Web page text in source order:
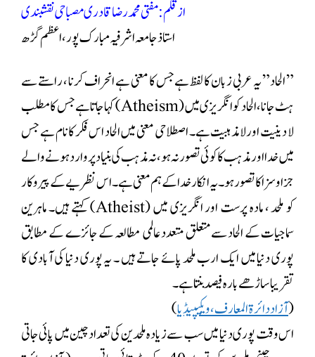
از قلم:مفتی محمد رضا قادری مصباحی نقشبندی
استاذ جامعہ اشرفیہ مبارک پور، اعظم گڑھ
” الحاد” یہ عربی زبان کا لفظ ہے جس کا معنی ہے انحراف کرنا ، راستے سے
ہٹ جانا ،الحاد کو انگریزی میں (Atheism) کہا جاتا ہے جس کا مطلب
لا دینیت اورلامذہبیت ہے۔ اصطلاحی معنی میں الحاد اس فکر کا نام ہے جس
میں خدا اور مذہب کا کوئی تصور نہ ہو، نہ مذہب کی بنیاد پروارد ہونے والے
جزا وسزا کا تصور ہو۔ یہ انکار خدا کے ہم معنی ہے۔ اس نظریے کے پیروکار
کو ملحد ، مادہ پرست اور انگریزی میں (Atheist) کہتے ہیں۔ ماہرین
سماجیات کے الحاد سے متعلق متعدد عالمی مطالعہ کے جائزے کے مطابق
پوری دنیا میں ایک ارب ملحد پائے جاتے ہیں ۔ یہ پوری دنیا کی آبادی کا
تقریبا ساڑھے بارہ فیصد بنتا ہے۔
(آزاد دائرۃ المعارف ، ویکیپیڈیا)
اس وقت پوری دنیا میں سب سے زیادہ ملحدین کی تعداد چین میں پائی جاتی